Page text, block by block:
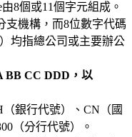
8個或11個字元組成。
支機構，而8位數字代碼
均指總公司或主要辦公
BB CC DDD，以
銀行代號）、CN（國
（分行代號）。